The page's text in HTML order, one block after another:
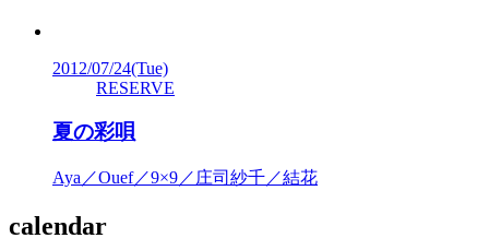
2012/07/24(Tue)
RESERVE
夏の彩唄
Aya／Ouef／9×9／庄司紗千／結花
calendar